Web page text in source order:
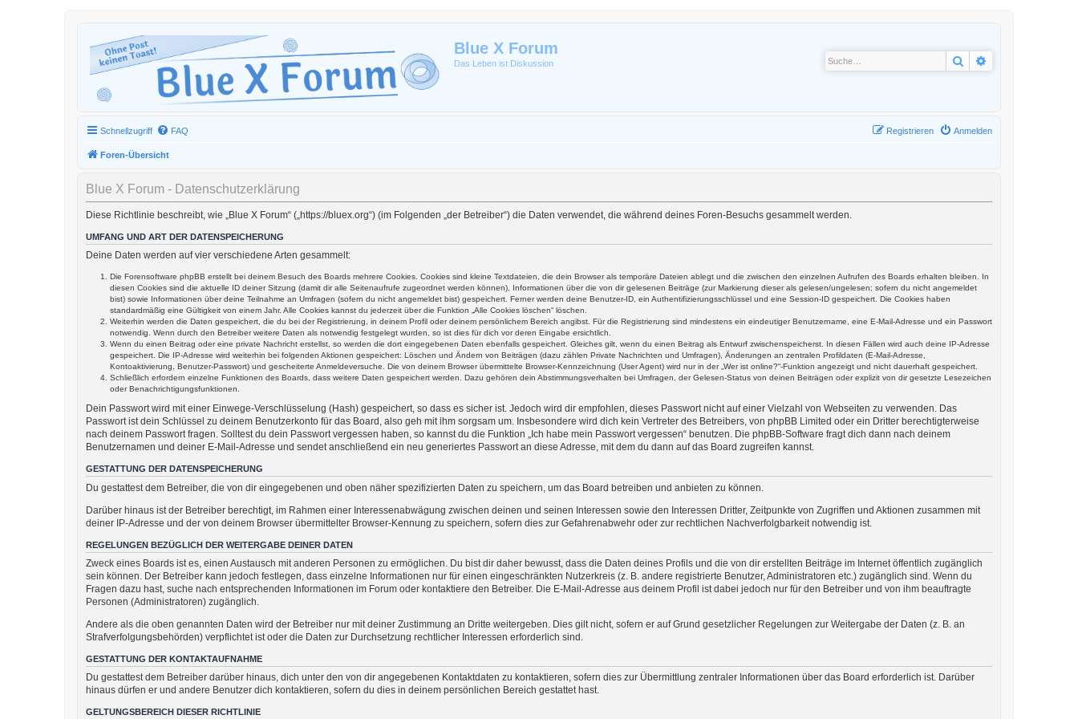
Blue X Forum
Das Leben ist Diskussion Suche
Schnellzugriff FAQ Anmelden
Registrieren
Foren-Übersicht
Blue X Forum - Datenschutzerklärung
Diese Richtlinie beschreibt, wie „Blue X Forum“ („https://bluex.org“) (im Folgenden „der Betreiber“) die Daten verwendet, die während deines Foren-Besuchs gesammelt werden.
UMFANG UND ART DER DATENSPEICHERUNG
Deine Daten werden auf vier verschiedene Arten gesammelt:
Die Forensoftware phpBB erstellt bei deinem Besuch des Boards mehrere Cookies. Cookies sind kleine Textdateien, die dein Browser als temporäre Dateien ablegt und die zwischen den einzelnen Aufrufen des Boards erhalten bleiben. In
diesen Cookies sind die aktuelle ID deiner Sitzung (damit dir alle Seitenaufrufe zugeordnet werden können), Informationen über die von dir gelesenen Beiträge (zur Markierung dieser als gelesen/ungelesen; sofern du nicht angemeldet
bist) sowie Informationen über deine Teilnahme an Umfragen (sofern du nicht angemeldet bist) gespeichert. Ferner werden deine Benutzer-ID, ein Authentifizierungsschlüssel und eine Session-ID gespeichert. Die Cookies haben
standardmäßig eine Gültigkeit von einem Jahr. Alle Cookies kannst du jederzeit über die Funktion „Alle Cookies löschen“ löschen.
Weiterhin werden die Daten gespeichert, die du bei der Registrierung, in deinem Profil oder deinem persönlichem Bereich angibst. Für die Registrierung sind mindestens ein eindeutiger Benutzername, eine E-Mail-Adresse und ein Passwort
notwendig. Wenn durch den Betreiber weitere Daten als notwendig festgelegt wurden, so ist dies für dich vor deren Eingabe ersichtlich.
Wenn du einen Beitrag oder eine private Nachricht erstellst, so werden die dort eingegebenen Daten ebenfalls gespeichert. Gleiches gilt, wenn du einen Beitrag als Entwurf zwischenspeicherst. In diesen Fällen wird auch deine IP-Adresse
gespeichert. Die IP-Adresse wird weiterhin bei folgenden Aktionen gespeichert: Löschen und Ändern von Beiträgen (dazu zählen Private Nachrichten und Umfragen), Änderungen an zentralen Profildaten (E-Mail-Adresse,
Kontoaktivierung, Benutzer-Passwort) und gescheiterte Anmeldeversuche. Die von deinem Browser übermittelte Browser-Kennzeichnung (User Agent) wird nur in der „Wer ist online?“-Funktion angezeigt und nicht dauerhaft gespeichert.
Schließlich erfordern einzelne Funktionen des Boards, dass weitere Daten gespeichert werden. Dazu gehören dein Abstimmungsverhalten bei Umfragen, der Gelesen-Status von deinen Beiträgen oder explizit von dir gesetzte Lesezeichen
oder Benachrichtigungsfunktionen.
Dein Passwort wird mit einer Einwege-Verschlüsselung (Hash) gespeichert, so dass es sicher ist. Jedoch wird dir empfohlen, dieses Passwort nicht auf einer Vielzahl von Webseiten zu verwenden. Das
Passwort ist dein Schlüssel zu deinem Benutzerkonto für das Board, also geh mit ihm sorgsam um. Insbesondere wird dich kein Vertreter des Betreibers, von phpBB Limited oder ein Dritter berechtigterweise
nach deinem Passwort fragen. Solltest du dein Passwort vergessen haben, so kannst du die Funktion „Ich habe mein Passwort vergessen“ benutzen. Die phpBB-Software fragt dich dann nach deinem
Benutzernamen und deiner E-Mail-Adresse und sendet anschließend ein neu generiertes Passwort an diese Adresse, mit dem du dann auf das Board zugreifen kannst.
GESTATTUNG DER DATENSPEICHERUNG
Du gestattest dem Betreiber, die von dir eingegebenen und oben näher spezifizierten Daten zu speichern, um das Board betreiben und anbieten zu können.
Darüber hinaus ist der Betreiber berechtigt, im Rahmen einer Interessenabwägung zwischen deinen und seinen Interessen sowie den Interessen Dritter, Zeitpunkte von Zugriffen und Aktionen zusammen mit
deiner IP-Adresse und der von deinem Browser übermittelter Browser-Kennung zu speichern, sofern dies zur Gefahrenabwehr oder zur rechtlichen Nachverfolgbarkeit notwendig ist.
REGELUNGEN BEZÜGLICH DER WEITERGABE DEINER DATEN
Zweck eines Boards ist es, einen Austausch mit anderen Personen zu ermöglichen. Du bist dir daher bewusst, dass die Daten deines Profils und die von dir erstellten Beiträge im Internet öffentlich zugänglich
sein können. Der Betreiber kann jedoch festlegen, dass einzelne Informationen nur für einen eingeschränkten Nutzerkreis (z. B. andere registrierte Benutzer, Administratoren etc.) zugänglich sind. Wenn du
Fragen dazu hast, suche nach entsprechenden Informationen im Forum oder kontaktiere den Betreiber. Die E-Mail-Adresse aus deinem Profil ist dabei jedoch nur für den Betreiber und von ihm beauftragte
Personen (Administratoren) zugänglich.
Andere als die oben genannten Daten wird der Betreiber nur mit deiner Zustimmung an Dritte weitergeben. Dies gilt nicht, sofern er auf Grund gesetzlicher Regelungen zur Weitergabe der Daten (z. B. an
Strafverfolgungsbehörden) verpflichtet ist oder die Daten zur Durchsetzung rechtlicher Interessen erforderlich sind.
GESTATTUNG DER KONTAKTAUFNAHME
Du gestattest dem Betreiber darüber hinaus, dich unter den von dir angegebenen Kontaktdaten zu kontaktieren, sofern dies zur Übermittlung zentraler Informationen über das Board erforderlich ist. Darüber
hinaus dürfen er und andere Benutzer dich kontaktieren, sofern du dies in deinem persönlichen Bereich gestattet hast.
GELTUNGSBEREICH DIESER RICHTLINIE